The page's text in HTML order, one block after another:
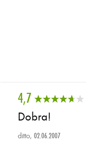
4,7
Dobra!
ditto, 02.06.2007